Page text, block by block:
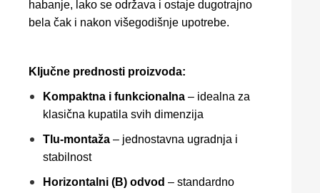
habanje, lako se održava i ostaje dugotrajno
bela čak i nakon višegodišnje upotrebe.
Ključne prednosti proizvoda:
Kompaktna i funkcionalna – idealna za
klasična kupatila svih dimenzija
Tlu-montaža – jednostavna ugradnja i
stabilnost
Horizontalni (B) odvod – standardno